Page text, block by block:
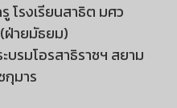
โรงเรียนสาธิต มศว
ฝ่ายมัธยม)
บรมโอรสาธิราชฯ สยาม
กุมาร